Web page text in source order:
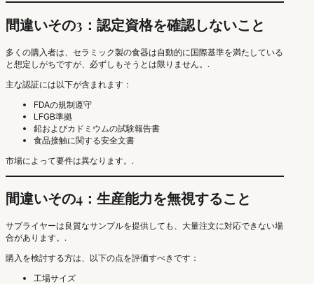
間違いその3：認定資格を確認しないこと
多くの購入者は、セラミック製の食器は自動的に国際基準を満たしている
と想定しがちですが、必ずしもそうとは限りません。.
主な認証には以下が含まれます：
FDAの規制遵守
LFGB準拠
鉛およびカドミウムの試験報告書
食品接触に関する安全文書
市場によって要件は異なります。.
間違いその4：生産能力を無視すること
サプライヤーは良質なサンプルを提供しても、大量注文に対応できない場
合があります。.
購入を検討する方は、以下の点を評価すべきです：
工場サイズ